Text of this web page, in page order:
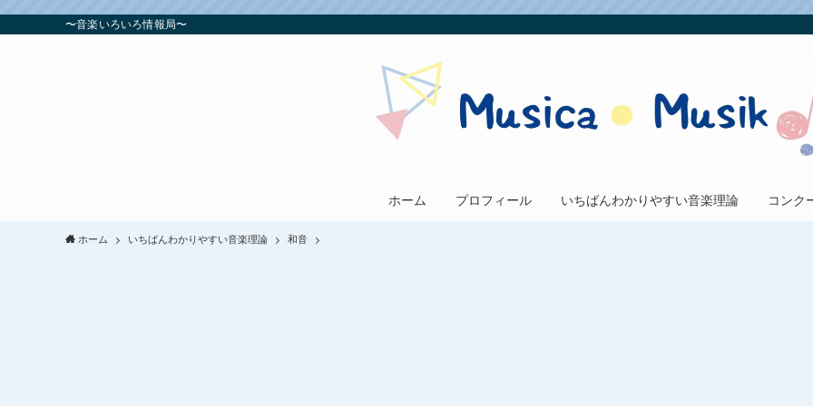
〜音楽いろいろ情報局〜
ホーム プロフィール いちばんわかりやすい音楽理論 コンク
ホーム いちばんわかりやすい音楽理論 和音